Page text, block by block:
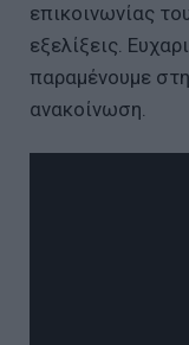
επικοινωνίας
εξελίξεις.
παραμένουμε
ανακοίνωση.